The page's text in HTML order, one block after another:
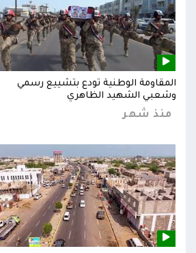
المقاومة الوطنية تودع بتشييع رسمي
وشعبي الشهيد الظاهري
منذ شهر